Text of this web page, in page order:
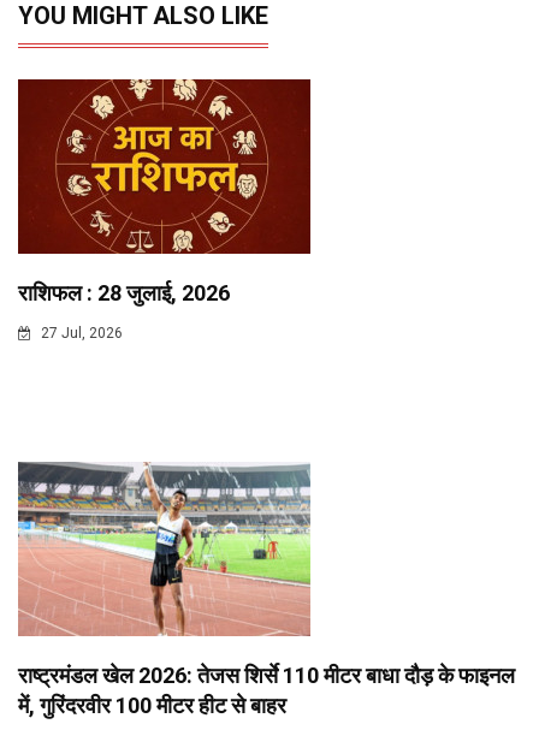
YOU MIGHT ALSO LIKE
राशिफल : 28 जुलाई, 2026
27 Jul, 2026
राष्ट्रमंडल खेल 2026: तेजस शिर्से 110 मीटर बाधा दौड़ के फाइनल
में, गुरिंदरवीर 100 मीटर हीट से बाहर